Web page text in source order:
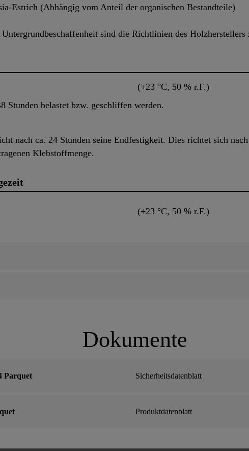
Estrich (Abhängig vom Anteil der organischen Bestandteile)
sind die Richtlinien des Holzherstellers
(+23 °C, 50 % r.F.)
Stunden belastet bzw. geschliffen werden.
nach ca. 24 Stunden seine Endfestigkeit. Dies richtet sich
Klebstoffmenge.
(+23 °C, 50 % r.F.)
Dokumente
Parquet Sicherheitsdatenblatt
Produktdatenblatt